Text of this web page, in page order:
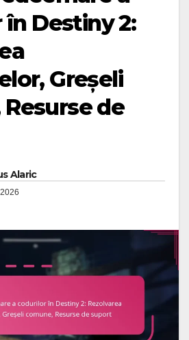
Destiny 2:
Greșeli
de
Alaric